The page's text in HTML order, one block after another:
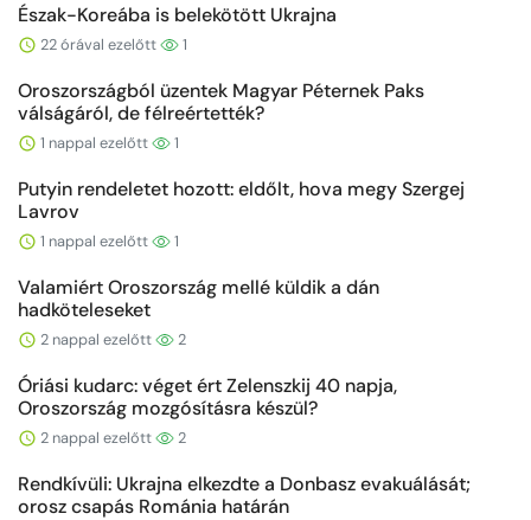
Észak-Koreába is belekötött Ukrajna
22 órával ezelőtt 1
Oroszországból üzentek Magyar Péternek Paks
válságáról, de félreértették?
1 nappal ezelőtt 1
Putyin rendeletet hozott: eldőlt, hova megy Szergej
Lavrov
1 nappal ezelőtt 1
Valamiért Oroszország mellé küldik a dán
hadköteleseket
2 nappal ezelőtt 2
Óriási kudarc: véget ért Zelenszkij 40 napja,
Oroszország mozgósításra készül?
2 nappal ezelőtt 2
Rendkívüli: Ukrajna elkezdte a Donbasz evakuálását;
orosz csapás Románia határán